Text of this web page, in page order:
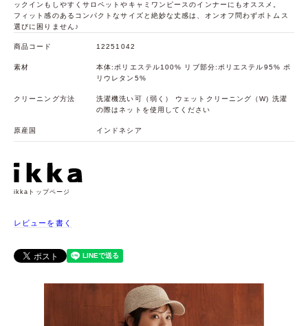
ックインもしやすくサロペットやキャミワンピースのインナーにもオススメ。
フィット感のあるコンパクトなサイズと絶妙な丈感は、オンオフ問わずボトムス
選びに困りません♪
商品コード 12251042
素材
本体:ポリエステル100% リブ部分:ポリエステル95% ポ
リウレタン5%
クリーニング方法
洗濯機洗い可（弱く） ウェットクリーニング（W) 洗濯
の際はネットを使用してください
原産国 インドネシア
ikkaトップページ
レビューを書く